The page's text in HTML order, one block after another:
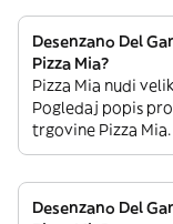
Desenzano Del
Pizza Mia?
Pizza Mia nudi
Pogledaj popis
trgovine Pizza Mia.
Desenzano Del